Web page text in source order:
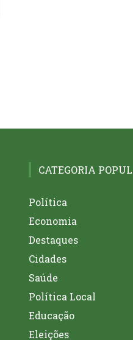
CATEGORIA
Política
Economia
Destaques
Cidades
Saúde
Política Local
Educação
Eleições